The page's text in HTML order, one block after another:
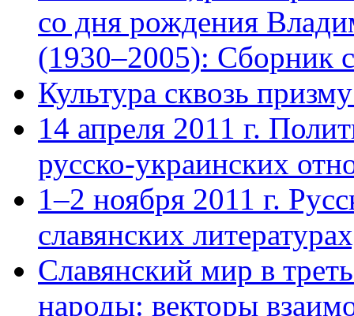
со дня рождения
(1930–2005): Сборник
Культура сквозь
14 апреля 2011 г.
русско-украинских
1–2 ноября 2011 г.
славянских
Славянский мир в
народы: векторы